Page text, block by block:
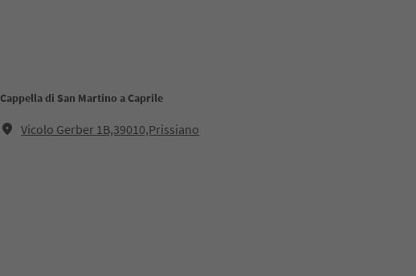
Cappella di San Martino a Caprile
Vicolo Gerber 1B,39010,Prissiano